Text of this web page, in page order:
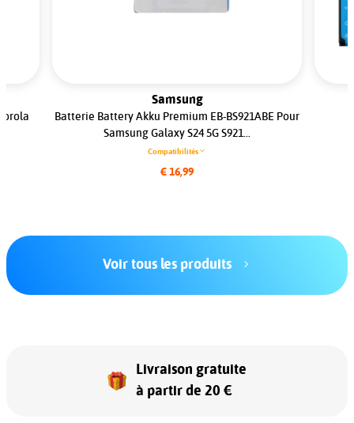
Samsung
Batterie Battery Akku Premium EB-BS921ABE Pour
Samsung Galaxy S24 5G S921...
Compatibilités
€ 16,99
Voir tous les produits
Livraison gratuite
à partir de 20 €